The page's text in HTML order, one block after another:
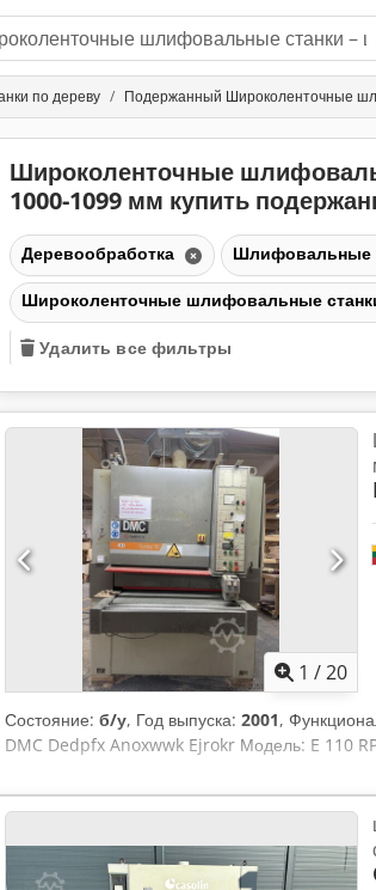
по дереву Подержанный Широколенточные
Широколенточные
1000-1099 мм купить
Деревообработка Шлифовальные
Широколенточные шлифовальные
Удалить все фильтры
1 /20
Состояние: б/у, Год выпуска: 2001,
DMC Dedpfx Anoxwwk Ejrokr Модель: E 110